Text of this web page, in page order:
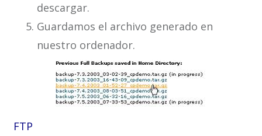
descargar.
Guardamos el archivo generado en
nuestro ordenador.
FTP